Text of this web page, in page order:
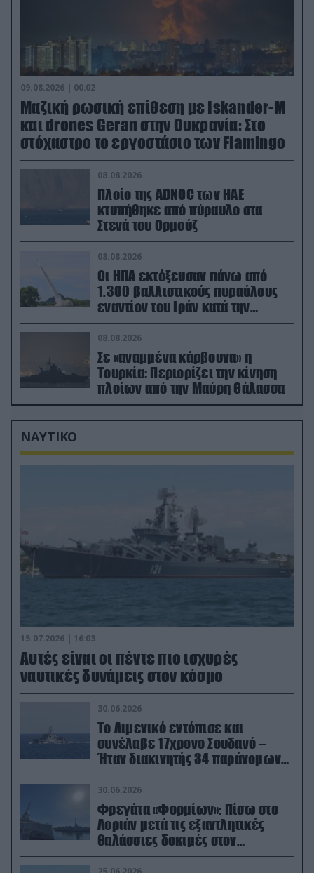
09.08.2026 | 00:02
Μαζική ρωσική επίθεση με Iskander-M
και drones Geran στην Ουκρανία: Στο
στόχαστρο το εργοστάσιο των Flamingo
08.08.2026
Πλοίο της ADNOC των ΗΑΕ
κτυπήθηκε από πύραυλο στα
Στενά του Ορμούζ
08.08.2026
Οι ΗΠΑ εκτόξευσαν πάνω από
1.300 βαλλιστικούς πυραύλους
εναντίον του Ιράν κατά την
διάρκεια του πολέμου
08.08.2026
Σε «αναμμένα κάρβουνα» η
Τουρκία: Περιορίζει την κίνηση
πλοίων από την Μαύρη Θάλασσα
ΝΑΥΤΙΚΟ
15.07.2026 | 16:03
Aυτές είναι οι πέντε πιο ισχυρές
ναυτικές δυνάμεις στον κόσμο
30.06.2026
Το Λιμενικό εντόπισε και
συνέλαβε 17χρονο Σουδανό –
Ήταν διακινητής 34 παράνομων
μεταναστών
30.06.2026
Φρεγάτα «Φορμίων»: Πίσω στο
Λοριάν μετά τις εξαντλητικές
θαλάσσιες δοκιμές στον
απαιτητικό Βισκαϊκό